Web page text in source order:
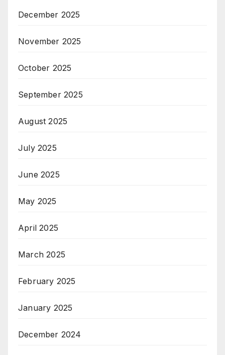
December 2025
November 2025
October 2025
September 2025
August 2025
July 2025
June 2025
May 2025
April 2025
March 2025
February 2025
January 2025
December 2024